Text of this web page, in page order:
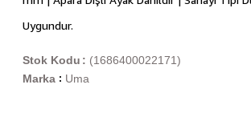
Uygundur.
(1686400022171)
Stok Kodu
Marka : Uma